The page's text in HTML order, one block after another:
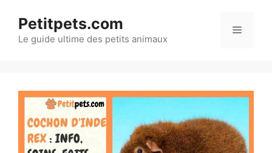
contenu
Petitpets.com
Le guide ultime des petits animaux
Menu